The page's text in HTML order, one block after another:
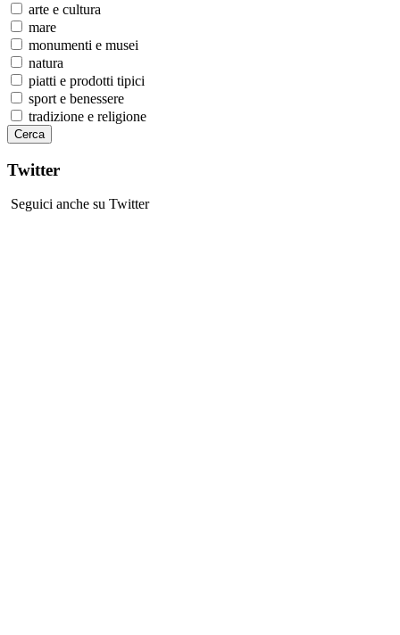
arte e cultura
mare
monumenti e musei
natura
piatti e prodotti tipici
sport e benessere
tradizione e religione
Twitter
Seguici anche su Twitter